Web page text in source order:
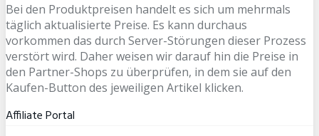
Bei den Produktpreisen handelt es sich um mehrmals
täglich aktualisierte Preise. Es kann durchaus
vorkommen das durch Server-Störungen dieser Prozess
verstört wird. Daher weisen wir darauf hin die Preise in
den Partner-Shops zu überprüfen, in dem sie auf den
Kaufen-Button des jeweiligen Artikel klicken.
Affiliate Portal